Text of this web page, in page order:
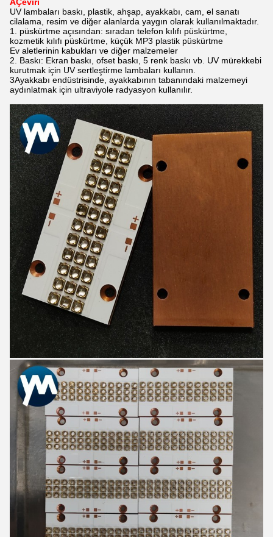
UV lambaları baskı, plastik, ahşap, ayakkabı, cam, el sanatı
cilalama, resim ve diğer alanlarda yaygın olarak kullanılmaktadır.
1. püskürtme açısından: sıradan telefon kılıfı püskürtme,
kozmetik kılıfı püskürtme, küçük MP3 plastik püskürtme
Ev aletlerinin kabukları ve diğer malzemeler
2. Baskı: Ekran baskı, ofset baskı, 5 renk baskı vb. UV mürekkebi
kurutmak için UV sertleştirme lambaları kullanın.
3Ayakkabı endüstrisinde, ayakkabının tabanındaki malzemeyi
aydınlatmak için ultraviyole radyasyon kullanılır.